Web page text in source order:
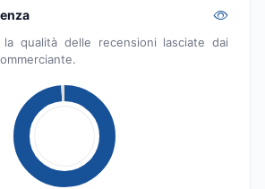
qualità delle recensioni lasciate dai